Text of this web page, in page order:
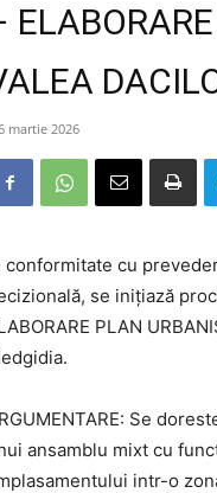
martie 2026
conformitate cu
se inițiază
PLAN
Se
ansamblu mixt cu
intr-o